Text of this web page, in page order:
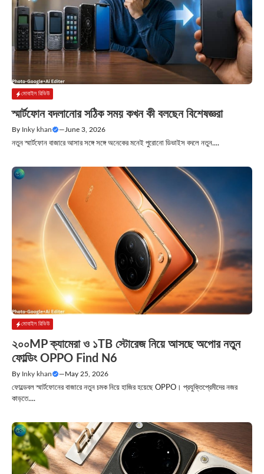
মোবাইল রিভিউ
স্মার্টফোন বদলানোর সঠিক সময় কখন কী বলছেন বিশেষজ্ঞরা
By Inky khan — June 3, 2026
নতুন স্মার্টফোন বাজারে আসার সঙ্গে সঙ্গে অনেকের মনেই পুরোনো ডিভাইস বদলে নতুন....
মোবাইল রিভিউ
২০০MP ক্যামেরা ও ১TB স্টোরেজ নিয়ে আসছে অপোর নতুন
ফোল্ডিং OPPO Find N6
By Inky khan —May 25, 2026
ফোল্ডেবল স্মার্টফোনের বাজারে নতুন চমক নিয়ে হাজির হয়েছে OPPO। প্রযুক্তিপ্রেমীদের নজর
কাড়তে....